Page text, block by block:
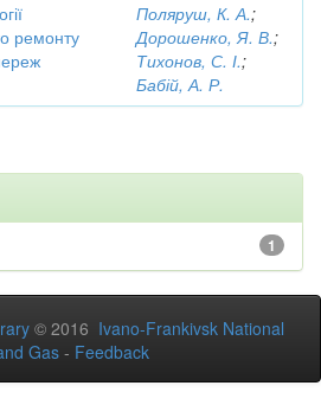
ремонту
Поляруш, К. А.;
Дорошенко, Я. В.;
Тихонов, С. І.;
Бабій, А. Р.
1
© 2016 Ivano-Frankivsk National
Gas - Feedback